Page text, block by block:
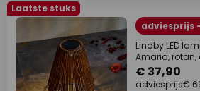
Laatste stuks
adviesprijs
Lindby LED
Amaria, rotan,
€ 37,90
adviesprijs€